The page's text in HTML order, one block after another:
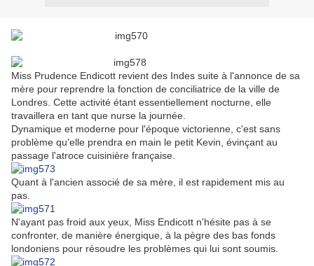
Miss Prudence Endicott revient des Indes suite à l'annonce de sa
mère pour reprendre la fonction de conciliatrice de la ville de
Londres. Cette activité étant essentiellement nocturne, elle
travaillera en tant que nurse la journée.
Dynamique et moderne pour l'époque victorienne, c'est sans
problème qu'elle prendra en main le petit Kevin, évinçant au
passage l'atroce cuisinière française.
Quant à l'ancien associé de sa mère, il est rapidement mis au
pas.
N'ayant pas froid aux yeux, Miss Endicott n'hésite pas à se
confronter, de manière énergique, à la pègre des bas fonds
londoniens pour résoudre les problèmes qui lui sont soumis.